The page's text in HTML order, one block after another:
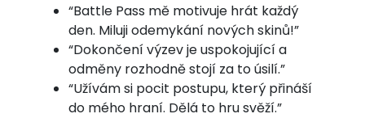
“Battle Pass mě motivuje hrát každý
den. Miluji odemykání nových skinů!”
“Dokončení výzev je uspokojující a
odměny rozhodně stojí za to úsilí.”
“Užívám si pocit postupu, který přináší
do mého hraní. Dělá to hru svěží.”